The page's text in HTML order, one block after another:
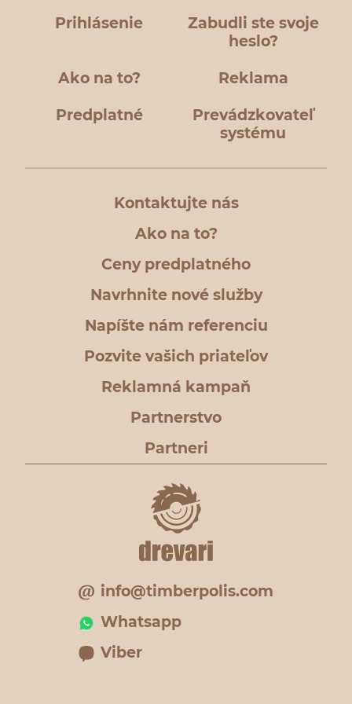
Prihlásenie
Zabudli ste svoje
heslo?
Ako na to? Reklama
Predplatné
Prevádzkovateľ
systému
Kontaktujte nás
Ako na to?
Ceny predplatného
Navrhnite nové služby
Napíšte nám referenciu
Pozvite vašich priateľov
Reklamná kampaň
Partnerstvo
Partneri
info@timberpolis.com
Whatsapp
Viber